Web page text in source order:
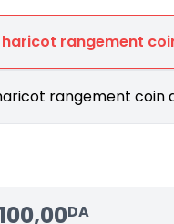
rangement
rangement coin
DA